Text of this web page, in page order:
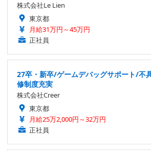
株式会社Le Lien
東京都
月給31万円～45万円
正社員
27卒・新卒/ゲームデバッグサポート/不
修制度充実
株式会社Creer
東京都
月給25万2,000円～32万円
正社員